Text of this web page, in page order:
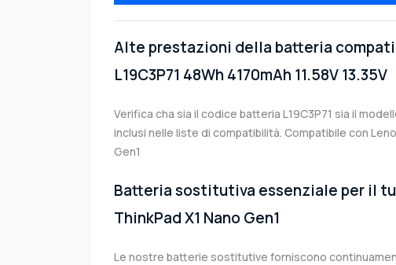
Alte prestazioni della batteria
L19C3P71 48Wh 4170mAh 11.58V 13.35V
Verifica cha sia il codice batteria L19C3P71 sia il
inclusi nelle liste di compatibilità. Compatibile con
Gen1
Batteria sostitutiva essenziale per il
ThinkPad X1 Nano Gen1
Le nostre batterie sostitutive forniscono